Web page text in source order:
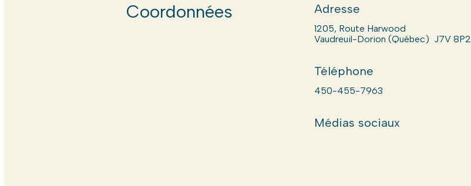
Coordonnées Adresse
1205, Route Harwood
Vaudreuil-Dorion (Québec) J7V 8P2
Téléphone
450-455-7963
Médias sociaux